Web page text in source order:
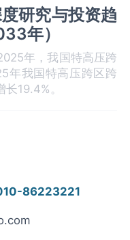
研究与投资趋
年）
年，我国特高压跨
年我国特高压跨区跨
19.4%。
86223221